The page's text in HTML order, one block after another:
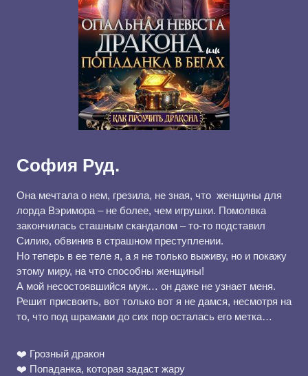
София Руд.
Она мечтала о нем, грезила, не зная, что женщины для
лорда Вэримора – не более, чем игрушки. Помолвка
закончилась сташным скандалом – то-то подставил
Силию, обвинив в страшном преступлении.
Но теперь в ее теле я, а я не только выживу, но и покажу
этому миру, на что способны женщины!
А мой несостоявшийся муж… он даже не узнает меня.
Решит присвоить, вот только вот я не дамся, несмотря на
то, что под шрамами до сих пор осталась его метка…
❤️ Грозный дракон
❤️ Попаданка, которая задаст жару